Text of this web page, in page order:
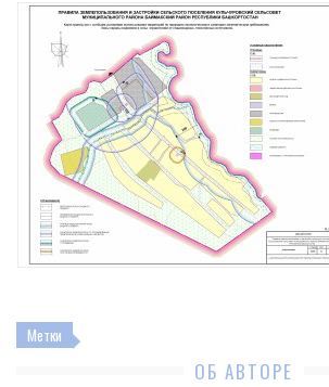
Метки
ОБ АВТОРЕ